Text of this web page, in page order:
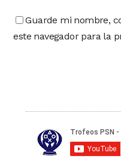
Guarde mi nombre,
este navegador para la